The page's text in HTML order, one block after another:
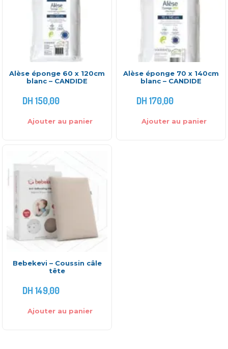
Alèse éponge 60 x 120cm
blanc – CANDIDE
DH 150,00
Ajouter au panier
Alèse éponge 70 x 140cm
blanc – CANDIDE
DH 170,00
Ajouter au panier
Bebekevi – Coussin câle
tête
DH 149,00
Ajouter au panier